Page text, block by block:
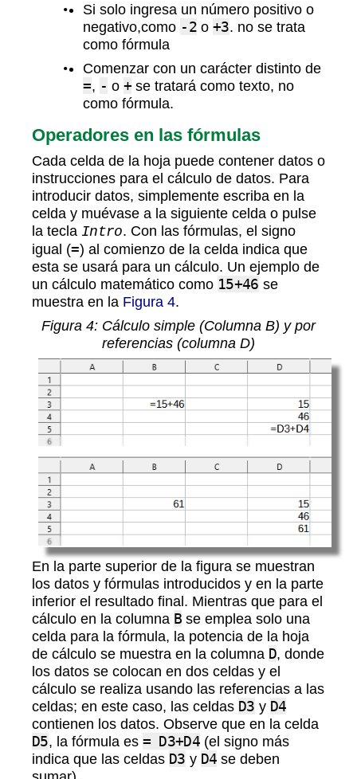
Si solo ingresa un número positivo o
negativo,como -2o +3. no se trata
como fórmula
Comenzar con un carácter distinto de
=, - o + se tratará como texto, no
como fórmula.
Operadores en las fórmulas
Cada celda de la hoja puede contener datos o
instrucciones para el cálculo de datos. Para
introducir datos, simplemente escriba en la
celda y muévase a la siguiente celda o pulse
la tecla Intro. Con las fórmulas, el signo
igual (=) al comienzo de la celda indica que
esta se usará para un cálculo. Un ejemplo de
un cálculo matemático como 15+46 se
muestra en la Figura 4.
Figura 4: Cálculo simple (Columna B) y por
referencias (columna D)
En la parte superior de la figura se muestran
los datos y fórmulas introducidos y en la parte
inferior el resultado final. Mientras que para el
cálculo en la columna B se emplea solo una
celda para la fórmula, la potencia de la hoja
de cálculo se muestra en la columna D, donde
los datos se colocan en dos celdas y el
cálculo se realiza usando las referencias a las
celdas; en este caso, las celdas D3 y D4
contienen los datos. Observe que en la celda
D5, la fórmula es = D3+D4(el signo más
indica que las celdas D3 y D4 se deben